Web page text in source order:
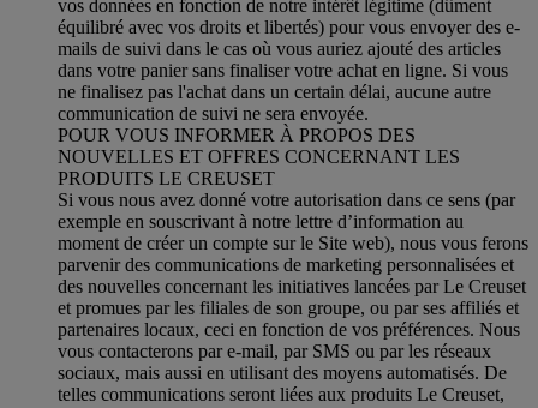
vos données en fonction de notre intérêt légitime (dûment
équilibré avec vos droits et libertés) pour vous envoyer des e-
mails de suivi dans le cas où vous auriez ajouté des articles
dans votre panier sans finaliser votre achat en ligne. Si vous
ne finalisez pas l'achat dans un certain délai, aucune autre
communication de suivi ne sera envoyée.
POUR VOUS INFORMER À PROPOS DES
NOUVELLES ET OFFRES CONCERNANT LES
PRODUITS LE CREUSET
Si vous nous avez donné votre autorisation dans ce sens (par
exemple en souscrivant à notre lettre d’information au
moment de créer un compte sur le Site web), nous vous ferons
parvenir des communications de marketing personnalisées et
des nouvelles concernant les initiatives lancées par Le Creuset
et promues par les filiales de son groupe, ou par ses affiliés et
partenaires locaux, ceci en fonction de vos préférences. Nous
vous contacterons par e-mail, par SMS ou par les réseaux
sociaux, mais aussi en utilisant des moyens automatisés. De
telles communications seront liées aux produits Le Creuset,